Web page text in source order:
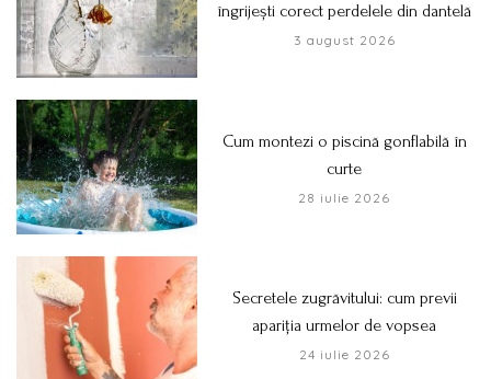
îngrijești corect perdelele din dantelă
3 august 2026
Cum montezi o piscină gonflabilă în
curte
28 iulie 2026
Secretele zugrăvitului: cum previi
apariția urmelor de vopsea
24 iulie 2026